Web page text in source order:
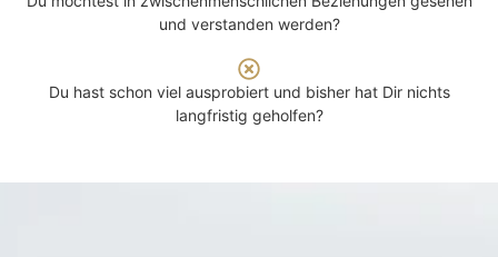
und verstanden werden?
Du hast schon viel ausprobiert und bisher hat Dir nichts
langfristig geholfen?